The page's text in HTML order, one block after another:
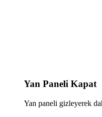
Yan Paneli Kapat
Yan paneli gizleyerek